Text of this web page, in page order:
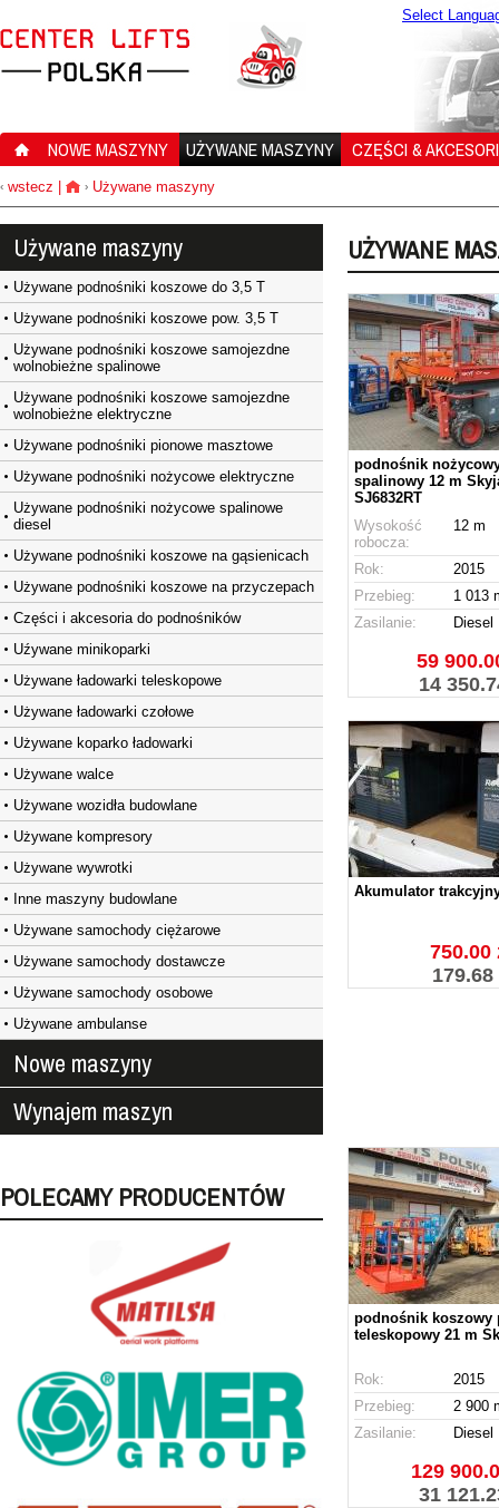
Select
NOWE MASZYNY UŻYWANE MASZYNY CZĘŚCI &
‹ wstecz › Używane maszyny
Używane maszyny
Używane podnośniki koszowe do 3,5 T
Używane podnośniki koszowe pow. 3,5 T
Używane podnośniki koszowe samojezdne
wolnobieżne spalinowe
Używane podnośniki koszowe samojezdne
wolnobieżne elektryczne
Używane podnośniki pionowe masztowe
Używane podnośniki nożycowe elektryczne
Używane podnośniki nożycowe spalinowe
diesel
Używane podnośniki koszowe na gąsienicach
Używane podnośniki koszowe na przyczepach
Części i akcesoria do podnośników
Uźywane minikoparki
Używane ładowarki teleskopowe
Używane ładowarki czołowe
Używane koparko ładowarki
Używane walce
Używane wozidła budowlane
Używane kompresory
Używane wywrotki
Inne maszyny budowlane
Używane samochody ciężarowe
Używane samochody dostawcze
Używane samochody osobowe
Używane ambulanse
Nowe maszyny
Wynajem maszyn
POLECAMY PRODUCENTÓW
UŻYWANE
podnośnik
spalinowy 12 m
SJ6832RT
Wysokość
robocza:
12 m
Rok:
2015
Przebieg:
1 013
Zasilanie:
Diesel
59
14
Akumulator
750.00
179.68
podnośnik koszowy
teleskopowy 21 m
Rok:
2015
Przebieg:
2 900
Zasilanie:
Diesel
129
31